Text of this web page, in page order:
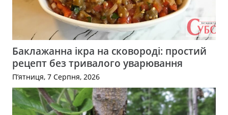
Баклажанна ікра на сковороді: простий
рецепт без тривалого уварювання
П’ятниця, 7 Серпня, 2026